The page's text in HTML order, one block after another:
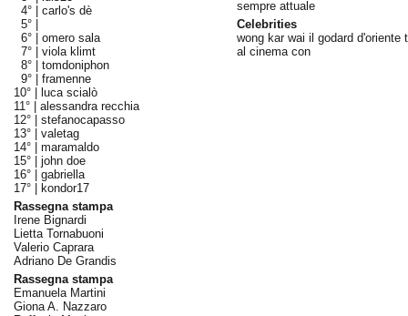
4° | carlo's dè
5° |
6° | omero sala
7° | viola klimt
8° | tomdoniphon
9° | framenne
10° |
luca scialò
11° | alessandra recchia
12° | stefanocapasso
13° | valetag
14° | maramaldo
15° | john doe
16° | gabriella
17° |
kondor17
Rassegna stampa
Irene Bignardi
Lietta Tornabuoni
Valerio Caprara
Adriano De Grandis
Rassegna stampa
Emanuela Martini
Giona A. Nazzaro
sempre attuale
Celebrities
wong kar wai il godard d'oriente
al cinema con